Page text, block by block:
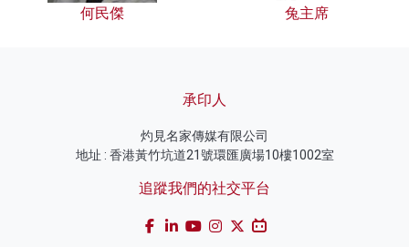
何民傑 兔主席
承印人
灼見名家傳媒有限公司
地址 : 香港黃竹坑道21號環匯廣場10樓1002室
追蹤我們的社交平台